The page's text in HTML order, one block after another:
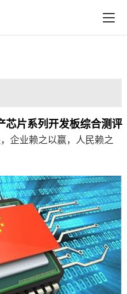
在线购买
片系列开发板综合测评
企业赖之以赢，人民赖之